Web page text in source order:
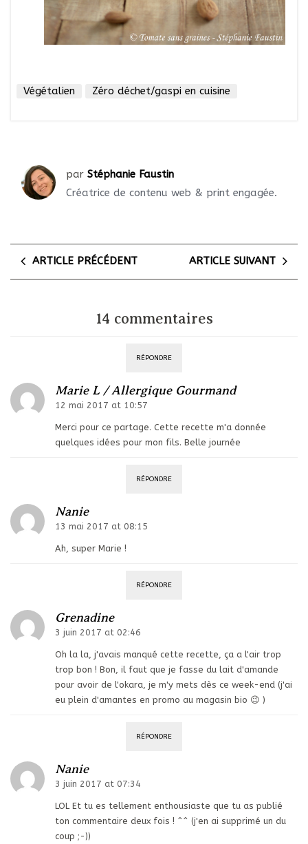
Végétalien Zéro déchet/gaspi en cuisine
par Stéphanie Faustin
Créatrice de contenu web & print engagée.
ARTICLE PRÉCÉDENT ARTICLE SUIVANT
14 commentaires
RÉPONDRE
Marie L / Allergique Gourmand
12 mai 2017 at 10:57
Merci pour ce partage. Cette recette m'a donnée
quelques idées pour mon fils. Belle journée
RÉPONDRE
Nanie
13 mai 2017 at 08:15
Ah, super Marie !
RÉPONDRE
Grenadine
3 juin 2017 at 02:46
Oh la la, j'avais manqué cette recette, ça a l'air trop
trop bon ! Bon, il faut que je fasse du lait d'amande
pour avoir de l'okara, je m'y mets dès ce week-end (j'ai
eu plein d'amantes en promo au magasin bio 😉 )
RÉPONDRE
Nanie
3 juin 2017 at 07:34
LOL Et tu es tellement enthousiaste que tu as publié
ton commentaire deux fois ! ^^ (j'en ai supprimé un du
coup ;-))